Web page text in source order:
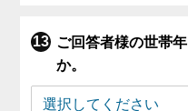
ご回答者様の世帯
か。